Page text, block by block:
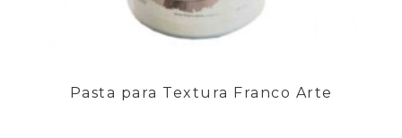
Pasta para Textura Franco Arte